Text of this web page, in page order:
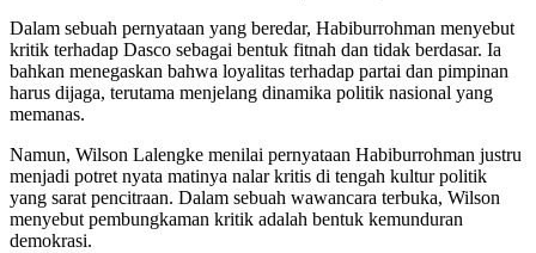
Dalam sebuah pernyataan yang beredar, Habiburrohman menyebut
kritik terhadap Dasco sebagai bentuk fitnah dan tidak berdasar. Ia
bahkan menegaskan bahwa loyalitas terhadap partai dan pimpinan
harus dijaga, terutama menjelang dinamika politik nasional yang
memanas.
Namun, Wilson Lalengke menilai pernyataan Habiburrohman justru
menjadi potret nyata matinya nalar kritis di tengah kultur politik
yang sarat pencitraan. Dalam sebuah wawancara terbuka, Wilson
menyebut pembungkaman kritik adalah bentuk kemunduran
demokrasi.